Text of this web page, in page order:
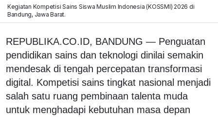
Kegiatan Kompetisi Sains Siswa Muslim Indonesia (KOSSMI) 2026 di
Bandung, Jawa Barat.
REPUBLIKA.CO.ID, BANDUNG — Penguatan
pendidikan sains dan teknologi dinilai semakin
mendesak di tengah percepatan transformasi
digital. Kompetisi sains tingkat nasional menjadi
salah satu ruang pembinaan talenta muda
untuk menghadapi kebutuhan masa depan